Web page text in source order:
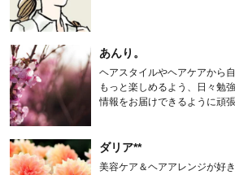
あんり。
ヘアスタイルやヘアケアから
もっと楽しめるよう、日々勉
情報をお届けできるように頑
ダリア**
美容ケア＆ヘアアレンジが好